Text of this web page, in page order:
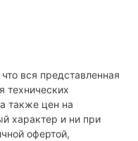
вся представленная
технических
также цен на
характер и ни при
офертой,